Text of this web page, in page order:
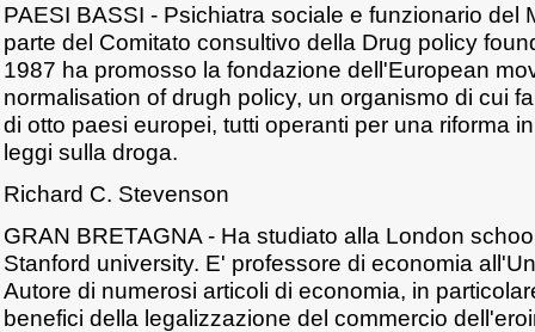
PAESI BASSI - Psichiatra sociale e funzionario del
parte del Comitato consultivo della Drug policy
1987 ha promosso la fondazione dell'European
normalisation of drugh policy, un organismo di cui
di otto paesi europei, tutti operanti per una riforma
leggi sulla droga.
Richard C. Stevenson
GRAN BRETAGNA - Ha studiato alla London
Stanford university. E' professore di economia
Autore di numerosi articoli di economia, in
benefici della legalizzazione del commercio